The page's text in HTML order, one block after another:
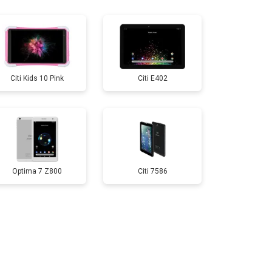
1500 ₽ Заказать
1700 ₽ Заказать
3200 ₽ Заказать
1750 ₽ Заказать
Citi Kids 10 Pink Citi E402
Optima 7 Z800 Citi 7586